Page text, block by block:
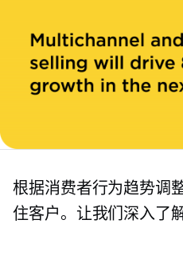
根据消费者行为趋势调
住客户。让我们深入了